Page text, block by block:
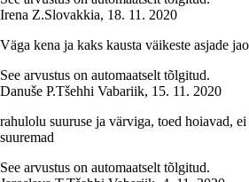
Irena Z.Slovakkia, 18. 11. 2020
Väga kena ja kaks kausta väikeste asjade
See arvustus on automaatselt tõlgitud.
Danuše P.Tšehhi Vabariik, 15. 11. 2020
rahulolu suuruse ja värviga, toed hoiavad,
suuremad
See arvustus on automaatselt tõlgitud.